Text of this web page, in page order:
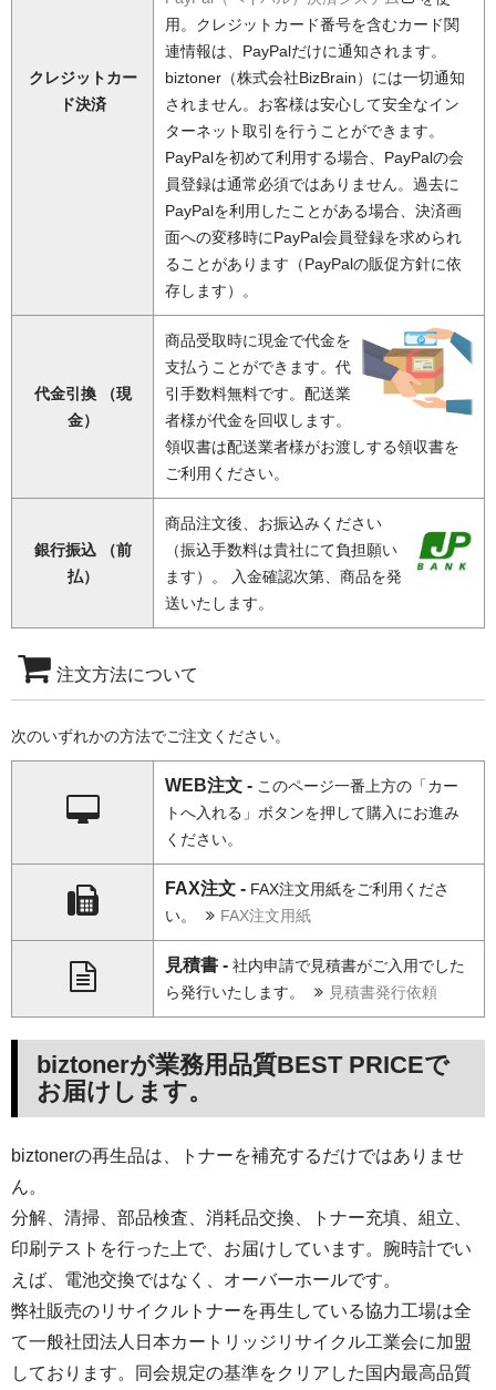
クレジットカー
ド決済
用。クレジットカード番号を含むカード関
連情報は、PayPalだけに通知されます。
biztoner（株式会社BizBrain）には一切通知
されません。お客様は安心して安全なイン
ターネット取引を行うことができます。
PayPalを初めて利用する場合、PayPalの会
員登録は通常必須ではありません。過去に
PayPalを利用したことがある場合、決済画
面への変移時にPayPal会員登録を求められ
ることがあります（PayPalの販促方針に依
存します）。
代金引換 （現
金）
商品受取時に現金で代金を
支払うことができます。代
引手数料無料です。配送業
者様が代金を回収します。
領収書は配送業者様がお渡しする領収書を
ご利用ください。
銀行振込 （前
払）
商品注文後、お振込みください
（振込手数料は貴社にて負担願い
ます）。 入金確認次第、商品を発
送いたします。
注文方法について
次のいずれかの方法でご注文ください。
WEB注文 - このページ一番上方の「カー
トへ入れる」ボタンを押して購入にお進み
ください。
FAX注文 - FAX注文用紙をご利用くださ
い。
FAX注文用紙
見積書 - 社内申請で見積書がご入用でした
ら発行いたします。
見積書発行依頼
biztonerが業務用品質BEST PRICEで
お届けします。
biztonerの再生品は、トナーを補充するだけではありませ
ん。
分解、清掃、部品検査、消耗品交換、トナー充填、組立、
印刷テストを行った上で、お届けしています。腕時計でい
えば、電池交換ではなく、オーバーホールです。
弊社販売のリサイクルトナーを再生している協力工場は全
て一般社団法人日本カートリッジリサイクル工業会に加盟
しております。同会規定の基準をクリアした国内最高品質